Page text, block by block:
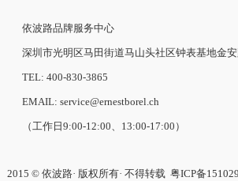
依波路品牌服务中心
深圳市光明区马田街道马山头社区钟表基地金
TEL: 400-830-3865
EMAIL: service@ernestborel.ch
（工作日9:00-12:00、13:00-17:00）
2015 © 依波路· 版权所有· 不得转载粤ICP备